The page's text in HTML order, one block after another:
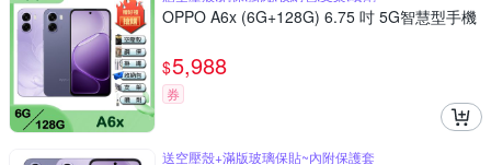
OPPO A6x (6G+128G) 6.75 吋 5G智慧型手機
$5,988
券
送空壓殼+滿版玻璃保貼~內附保護套